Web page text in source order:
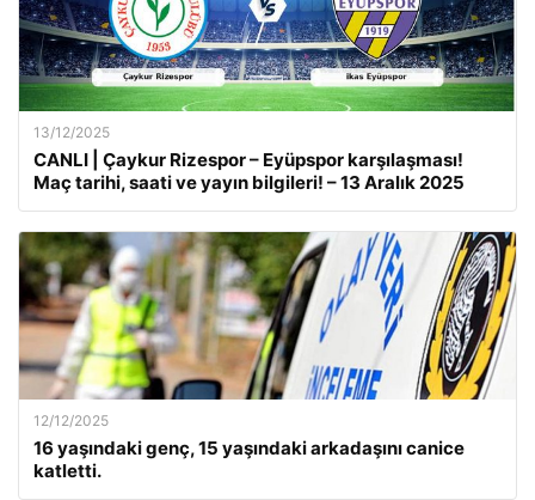
13/12/2025
CANLI | Çaykur Rizespor – Eyüpspor karşılaşması!
Maç tarihi, saati ve yayın bilgileri! – 13 Aralık 2025
12/12/2025
16 yaşındaki genç, 15 yaşındaki arkadaşını canice
katletti.